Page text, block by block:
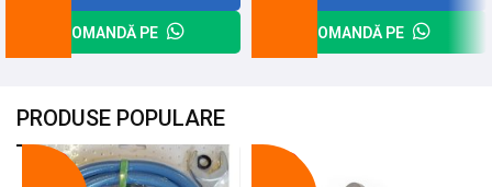
COMANDĂ PE COMANDĂ PE
PRODUSE POPULARE